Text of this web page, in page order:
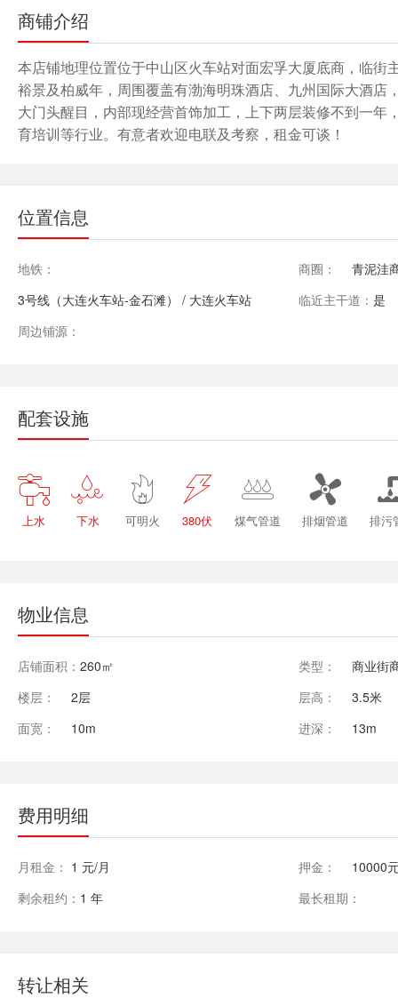
商铺介绍
本店铺地理位置位于中山区火车站对面宏孚大厦底商，临
裕景及柏威年，周围覆盖有渤海明珠酒店、九州国际大酒
大门头醒目，内部现经营首饰加工，上下两层装修不到一
育培训等行业。有意者欢迎电联及考察，租金可谈！
位置信息
地铁：
3号线（大连火车站-金石滩） / 大连火车站
商圈：
青泥洼
临近主干道：是
周边铺源：
配套设施

上水

下水

可明火

380伏

煤气管道

排烟管道 排污
物业信息
店铺面积： 260㎡ 类型：
商业街
楼层：
2层 层高：
3.5米
面宽：
10m 进深： 13m
费用明细
月租金： 1 元/月 押金：
10000
剩余租约： 1 年 最长租期：
转让相关